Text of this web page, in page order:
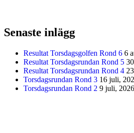
Senaste inlägg
Resultat Torsdagsgolfen Rond 6 6
Resultat Torsdagsrundan Rond 5
Resultat Torsdagsrundan Rond 4
Torsdagsrundan Rond 3 16 juli,
Torsdagsrundan Rond 2 9 juli, 2026